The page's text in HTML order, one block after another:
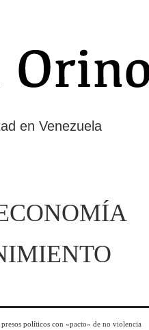
en Venezuela
políticos con «pacto» de no violencia